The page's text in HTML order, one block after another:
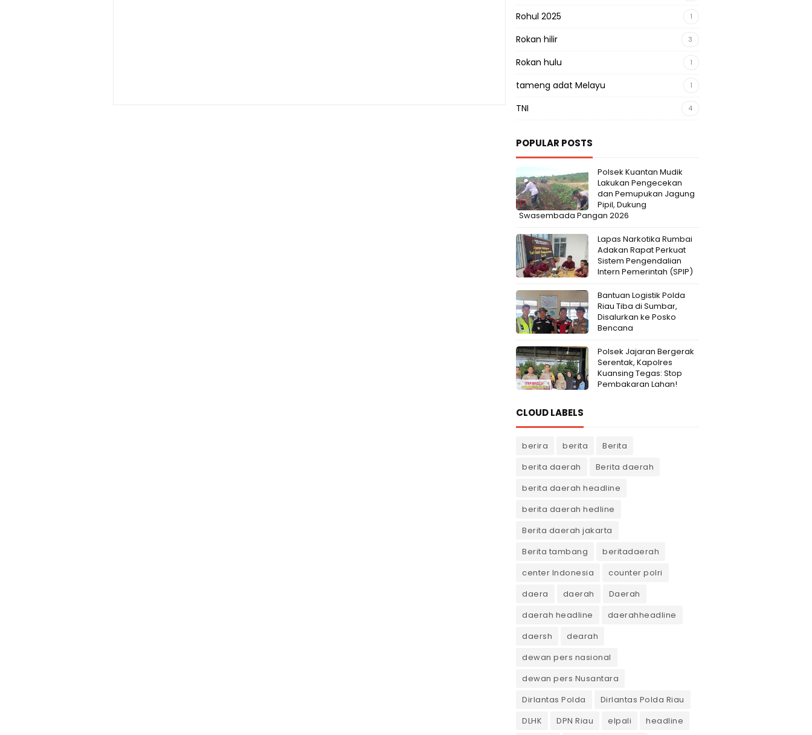
Rohul 2025 1
Rokan hilir 3
Rokan hulu 1
tameng adat Melayu 1
TNI 4
POPULAR POSTS
Polsek Kuantan Mudik
Lakukan Pengecekan
dan Pemupukan Jagung
Pipil, Dukung
Swasembada Pangan 2026
Lapas Narkotika Rumbai
Adakan Rapat Perkuat
Sistem Pengendalian
Intern Pemerintah (SPIP)
Bantuan Logistik Polda
Riau Tiba di Sumbar,
Disalurkan ke Posko
Bencana
Polsek Jajaran Bergerak
Serentak, Kapolres
Kuansing Tegas: Stop
Pembakaran Lahan!
CLOUD LABELS
berira berita
Berita
berita daerah
Berita daerah
berita daerah headline
berita daerah hedline
Berita daerah jakarta
Berita tambang
beritadaerah
center Indonesia
counter polri
daera
daerah
Daerah
daerah headline
daerahheadline
daersh
dearah
dewan pers nasional
dewan pers Nusantara
Dirlantas Polda
Dirlantas Polda Riau
DLHK
DPN Riau elpali headline